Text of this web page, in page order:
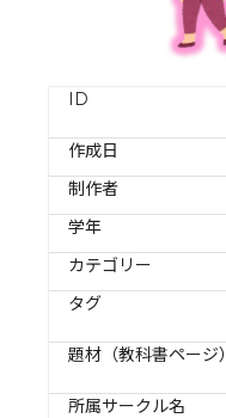
ID
作成日
制作者
学年
カテゴリー
タグ
題材（教科書ページ）
所属サークル名